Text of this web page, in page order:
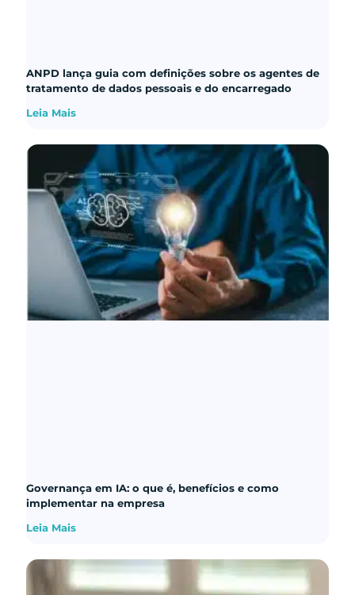
ANPD lança guia com definições sobre os agentes de
tratamento de dados pessoais e do encarregado
Leia Mais
Governança em IA: o que é, benefícios e como
implementar na empresa
Leia Mais